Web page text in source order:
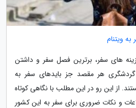
به ویتنام
های سفر، برترین فصل سفر و داشتن
هر مقصد جز بایدهای سفر به
از این رو در این مطلب با نگاهی کوتاه
و نکات ضروری برای سفر به این کشور